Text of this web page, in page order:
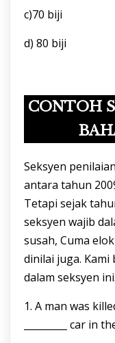
c)70 biji
d) 80 biji
CONTOH
Seksyen
antara tahun
Tetapi sejak
seksyen wajib
susah, Cuma
dinilai juga.
dalam seksyen ini.
1. A man was
_________ car